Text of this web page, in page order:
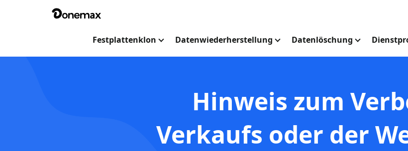
Festplattenklon Datenwiederherstellung Datenlöschung
Hinweis zum
Verkaufs oder der